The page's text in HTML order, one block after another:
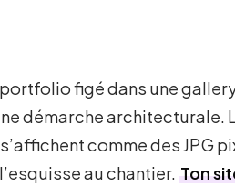
portfolio figé dans une
démarche architecturale.
comme des JPG
au chantier. Ton